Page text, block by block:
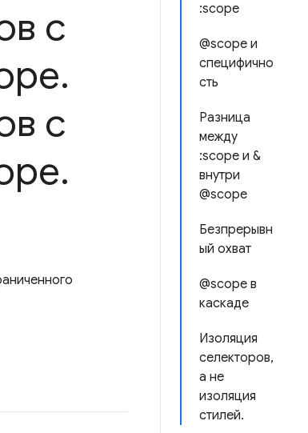
:scope
@scope и
специфично
сть
Разница
между
:scope и &
внутри
@scope
Безпрерывн
ый охват
@scope в
каскаде
Изоляция
селекторов,
а не
изоляция
стилей.
с
.
с
.